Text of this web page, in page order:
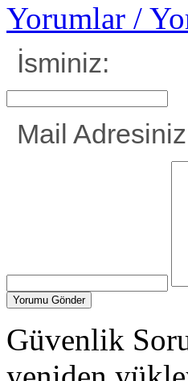
Yorumlar /
İsminiz:
Mail
Güvenlik